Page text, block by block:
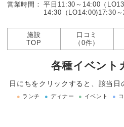
営業時間： 平日11:30～14:00（
14:30（LO14:00)17:30～
施設
TOP
口コミ
（0件）
各種イベント
日にちをクリックすると、該当日
● ランチ ● ディナー ● イベント ●